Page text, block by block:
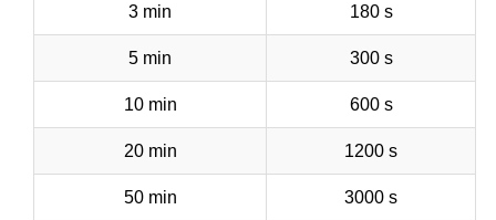
3 min 180 s
5 min 300 s
10 min 600 s
20 min 1200 s
50 min 3000 s